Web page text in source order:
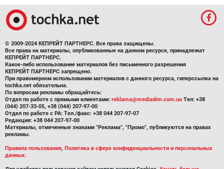
© 2009-2024 КЕПРЕЙТ ПАРТНЕРС. Все права защищены.
Все права на материалы, опубликованные на данном ресурсе, принадлежат
КЕПРЕЙТ ПАРТНЕРС.
Какое-либо использование материалов без письменного разрешения
КЕПРЕЙТ ПАРТНЕРС запрещено.
При правомерном использовании материалов с данного ресурса, гиперссылка на
tochka.net обязательна.
По вопросам рекламы обращайтесь:
Отдел по работе с прямыми клиентами: reklama@mediadim.com.ua Тел: +38
(044) 207-33-05, +38 (044) 207-97-00
Отдел по работе с РА: Тел./факс: +38 044 207-97-07
Редакция: +38 044 207-97-00
Материалы, отмеченные знаками "Реклама", "Промо", публикуются на правах
рекламы.
Правила пользования, Политика в сфере конфиденциальности и персональных
данных.